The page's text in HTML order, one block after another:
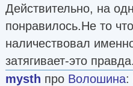
Действительно, на
понравилось.Не то
наличествовал
затягивает-это правда.
mysth про Волошина: